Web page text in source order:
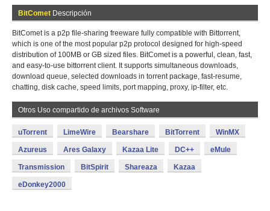
BitComet Descripción
BitComet is a p2p file-sharing freeware fully compatible with Bittorrent,
which is one of the most popular p2p protocol designed for high-speed
distribution of 100MB or GB sized files. BitComet is a powerful, clean, fast,
and easy-to-use bittorrent client. It supports simultaneous downloads,
download queue, selected downloads in torrent package, fast-resume,
chatting, disk cache, speed limits, port mapping, proxy, ip-filter, etc.
Otros Uso compartido de archivos Software
uTorrent LimeWire Bearshare BitTorrent WinMX
Azureus Ares Galaxy Kazaa Lite DC++ eMule
Transmission BitSpirit Shareaza Kazaa
eDonkey2000